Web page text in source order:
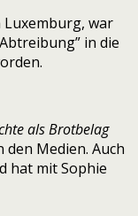
Luxemburg, war
in die
als Brotbelag
Medien. Auch
hat mit Sophie